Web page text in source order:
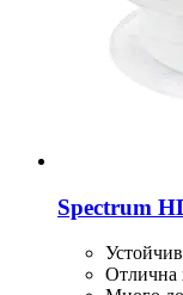
Spectrum
Отлична